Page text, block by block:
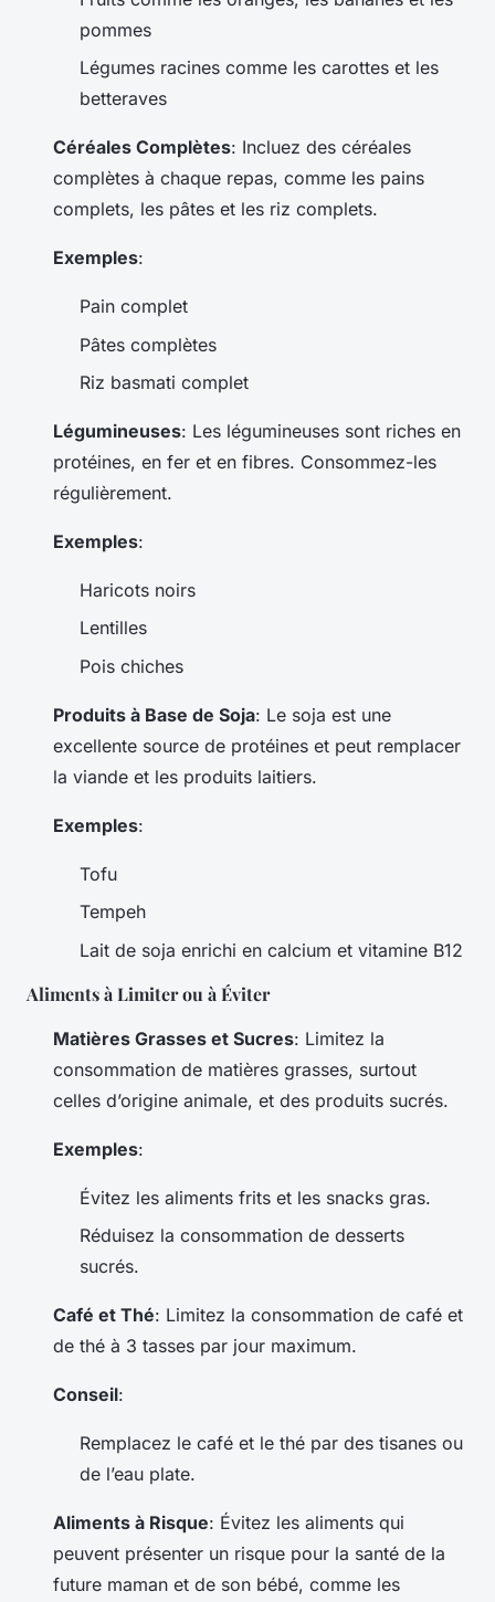
pommes
Légumes racines comme les carottes et les
betteraves
Céréales Complètes: Incluez des céréales
complètes à chaque repas, comme les pains
complets, les pâtes et les riz complets.
Exemples:
Pain complet
Pâtes complètes
Riz basmati complet
Légumineuses: Les légumineuses sont riches en
protéines, en fer et en fibres. Consommez-les
régulièrement.
Exemples:
Haricots noirs
Lentilles
Pois chiches
Produits à Base de Soja: Le soja est une
excellente source de protéines et peut remplacer
la viande et les produits laitiers.
Exemples:
Tofu
Tempeh
Lait de soja enrichi en calcium et vitamine B12
Aliments à Limiter ou à Éviter
Matières Grasses et Sucres: Limitez la
consommation de matières grasses, surtout
celles d’origine animale, et des produits sucrés.
Exemples:
Évitez les aliments frits et les snacks gras.
Réduisez la consommation de desserts
sucrés.
Café et Thé: Limitez la consommation de café et
de thé à 3 tasses par jour maximum.
Conseil:
Remplacez le café et le thé par des tisanes ou
de l’eau plate.
Aliments à Risque: Évitez les aliments qui
peuvent présenter un risque pour la santé de la
future maman et de son bébé, comme les